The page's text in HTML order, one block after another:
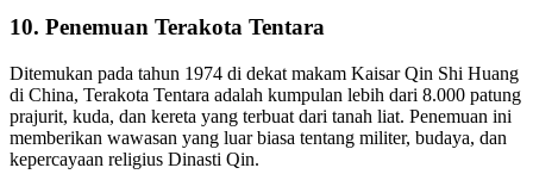
10. Penemuan Terakota Tentara
Ditemukan pada tahun 1974 di dekat makam Kaisar Qin Shi Huang
di China, Terakota Tentara adalah kumpulan lebih dari 8.000 patung
prajurit, kuda, dan kereta yang terbuat dari tanah liat. Penemuan ini
memberikan wawasan yang luar biasa tentang militer, budaya, dan
kepercayaan religius Dinasti Qin.